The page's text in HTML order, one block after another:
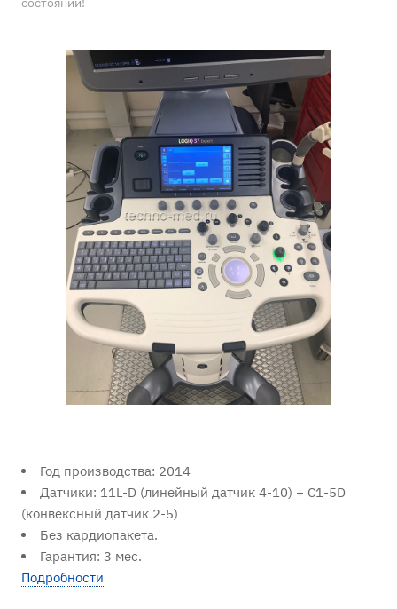
Год производства: 2014
Датчики: 11L-D (линейный датчик 4-10) + C1-5D
(конвексный датчик 2-5)
Без кардиопакета.
Гарантия: 3 мес.
Подробности